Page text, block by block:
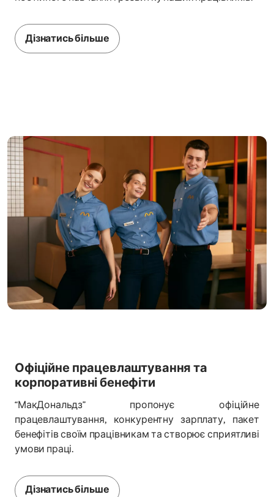
Дізнатись більше
Офіційне працевлаштування та
корпоративні бенефіти
“МакДональдз” пропонує офіційне
працевлаштування, конкурентну зарплату, пакет
бенефітів своїм працівникам та створює сприятливі
умови праці.
Дізнатись більше